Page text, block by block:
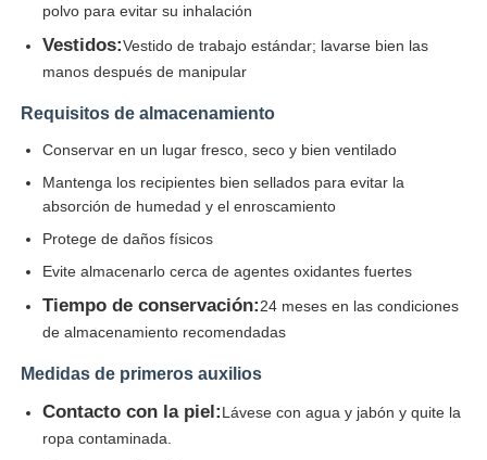
polvo para evitar su inhalación
Vestidos:Vestido de trabajo estándar; lavarse bien las
manos después de manipular
Requisitos de almacenamiento
Conservar en un lugar fresco, seco y bien ventilado
Mantenga los recipientes bien sellados para evitar la
absorción de humedad y el enroscamiento
Protege de daños físicos
Evite almacenarlo cerca de agentes oxidantes fuertes
Tiempo de conservación:24 meses en las condiciones
de almacenamiento recomendadas
Medidas de primeros auxilios
Contacto con la piel:Lávese con agua y jabón y quite la
ropa contaminada.